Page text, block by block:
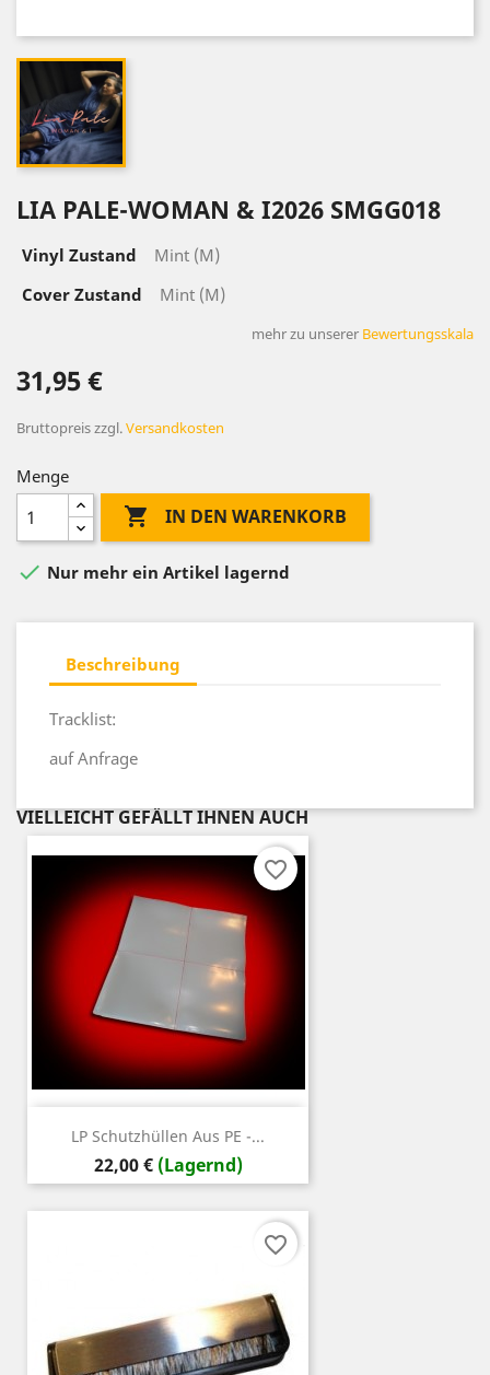
LIA PALE-WOMAN & I2026 SMGG018
Vinyl Zustand
Mint (M)
Cover Zustand
Mint (M)
mehr zu unserer Bewertungsskala
31,95 €
Bruttopreiszzgl.Versandkosten
Menge
 IN DEN WARENKORB
 Nur mehr ein Artikel lagernd
Beschreibung
Tracklist:
auf Anfrage
VIELLEICHT GEFÄLLT IHNEN AUCH
LP Schutzhüllen Aus PE -...
Preis
22,00 € (Lagernd)
favorite_border
favorite_border